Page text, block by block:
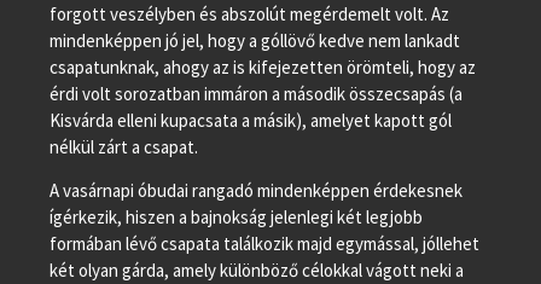
forgott veszélyben és abszolút megérdemelt volt. Az
mindenképpen jó jel, hogy a góllövő kedve nem lankadt
csapatunknak, ahogy az is kifejezetten örömteli, hogy az
érdi volt sorozatban immáron a második összecsapás (a
Kisvárda elleni kupacsata a másik), amelyet kapott gól
nélkül zárt a csapat.
A vasárnapi óbudai rangadó mindenképpen érdekesnek
ígérkezik, hiszen a bajnokság jelenlegi két legjobb
formában lévő csapata találkozik majd egymással, jóllehet
két olyan gárda, amely különböző célokkal vágott neki a